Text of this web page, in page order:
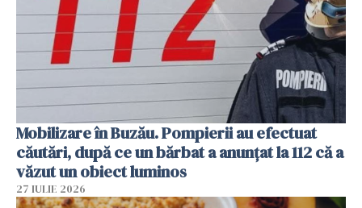
Mobilizare în Buzău. Pompierii au efectuat
căutări, după ce un bărbat a anunțat la 112 că a
văzut un obiect luminos
27 IULIE 2026